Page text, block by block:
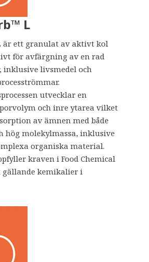
L
är ett granulat av aktivt kol
för avfärgning av en rad
inklusive livsmedel och
utvecklar en
och inre ytarea vilket
av ämnen med både
hög molekylmassa, inklusive
organiska material.
kraven i Food Chemical
gällande kemikalier i